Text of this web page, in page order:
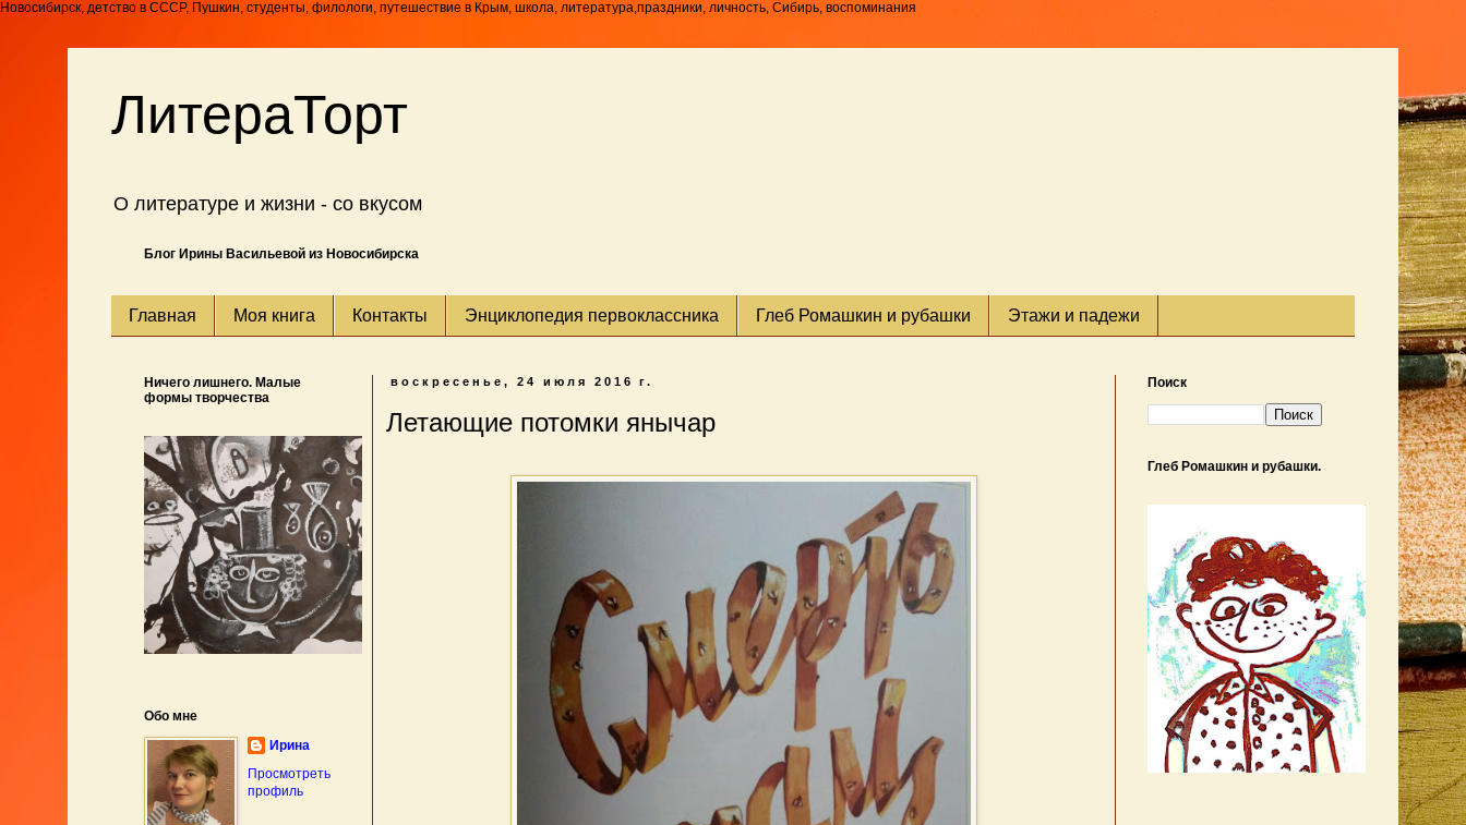
Новосибирск, детство в СССР, Пушкин, студенты, филологи, путешествие в Крым, школа, литература,праздники, личность, Сибирь, воспоминания
ЛитераТорт
О литературе и жизни - со вкусом
Блог Ирины Васильевой из Новосибирска
Главная Моя книга Контакты Энциклопедия первоклассника Глеб Ромашкин и рубашки Этажи и падежи
воскресенье, 24 июля 2016 г.
Летающие потомки янычар
Ничего лишнего. Малые
формы творчества
Обо мне
Ирина
Просмотреть
профиль
Поиск
Глеб Ромашкин и рубашки.